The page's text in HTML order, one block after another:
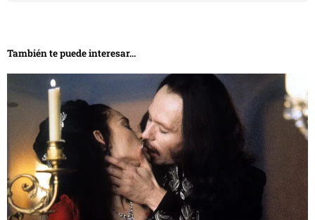
También te puede interesar...